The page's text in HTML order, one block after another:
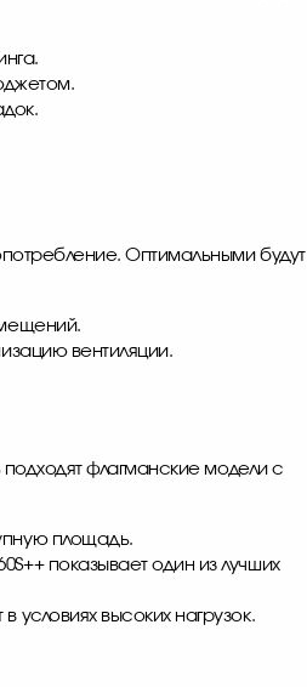
Оптимальными будут
вентиляции.
флагманские модели с
площадь.
показывает один из лучших
высоких нагрузок.